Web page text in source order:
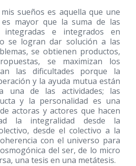
sueños es aquella que une
mayor que la suma de las
integradas e integrados en
se logran dar solución a las
se obtienen productos,
se maximizan los
las dificultades porque la
y la ayuda mutua están
una de las actividades; las
y la personalidad es una
actoras y actores que hacen
la integralidad desde la
desde el colectivo a la
con el universo para
del ser, de lo micro
una tesis en una metátesis.